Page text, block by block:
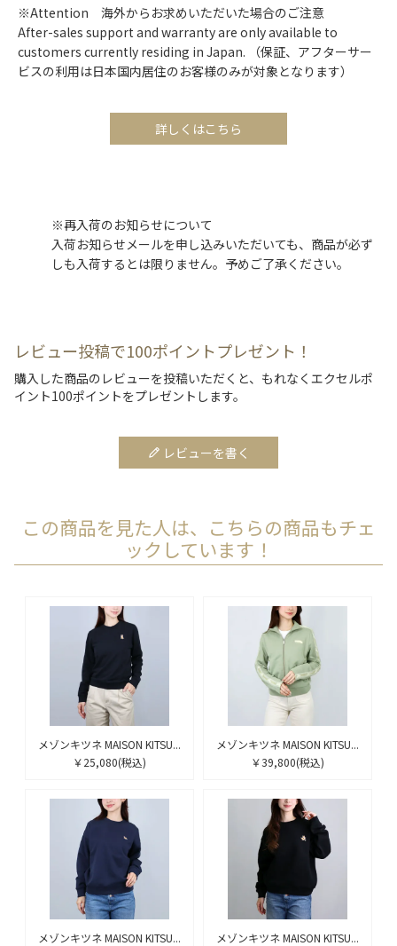
※Attention 海外からお求めいただいた場合のご注意
After-sales support and warranty are only available to
customers currently residing in Japan. （保証、アフターサー
ビスの利用は日本国内居住のお客様のみが対象となります）
詳しくはこちら
※再入荷のお知らせについて
入荷お知らせメールを申し込みいただいても、商品が必ず
しも入荷するとは限りません。予めご了承ください。
レビュー投稿で100ポイントプレゼント！
購入した商品のレビューを投稿いただくと、もれなくエクセルポ
イント100ポイントをプレゼントします。
レビューを書く
この商品を見た人は、こちらの商品もチェ
ックしています！
メゾンキツネ MAISON KITSU...
￥25,080(税込)
メゾンキツネ MAISON KITSU...
￥39,800(税込)
メゾンキツネ MAISON KITSU...
メゾンキツネ MAISON KITSU...